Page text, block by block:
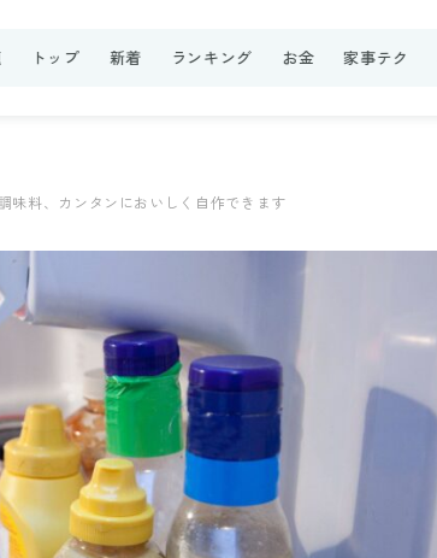
トップ 新着 ランキング お金 家事テク
料、カンタンにおいしく自作できます